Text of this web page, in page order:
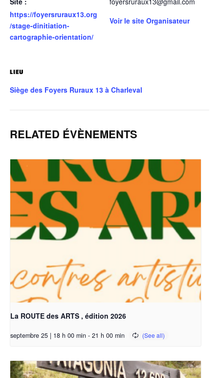
https://foyersruraux13.org
/stage-dinitiation-
cartographie-orientation/
Voir le site Organisateur
LIEU
Siège des Foyers Ruraux 13 à Charleval
RELATED ÉVÈNEMENTS
La ROUTE des ARTS , édition 2026
septembre 25 | 18 h 00 min - 21 h 00 min